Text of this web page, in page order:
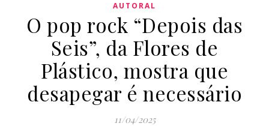
AUTORAL
O pop rock “Depois das
Seis”, da Flores de
Plástico, mostra que
desapegar é necessário
11/04/2025